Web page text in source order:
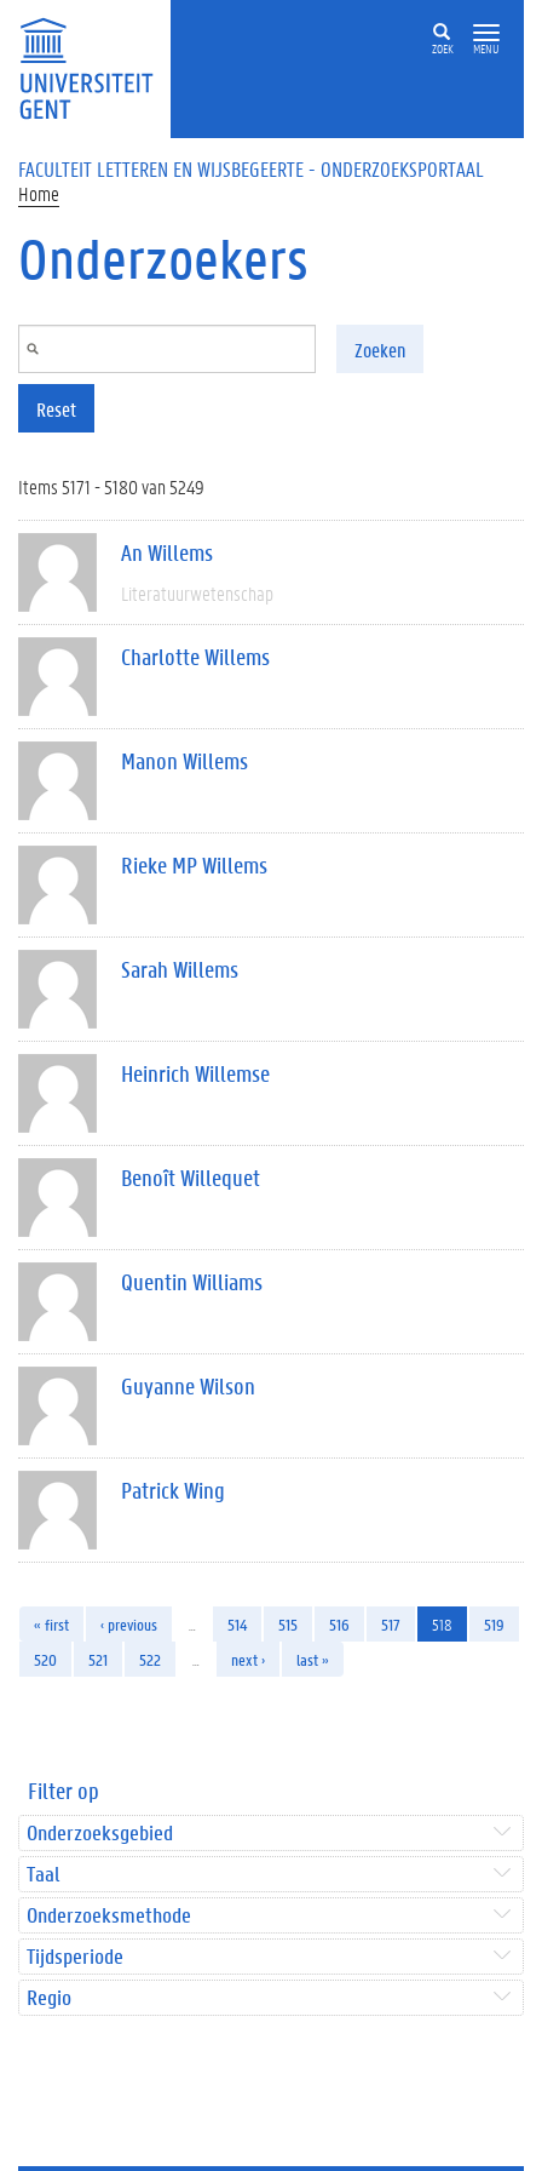
Overslaan en naar de inhoud gaan
ZOEK MENU
FACULTEIT LETTEREN EN WIJSBEGEERTE - ONDERZOEKSPORTAAL
Home
Onderzoekers
Zoeken
Reset
Items 5171 - 5180 van 5249
An Willems
Literatuurwetenschap
Charlotte Willems
Manon Willems
Rieke MP Willems
Sarah Willems
Heinrich Willemse
Benoît Willequet
Quentin Williams
Guyanne Wilson
Patrick Wing
« first ‹ previous 514 515 516 517 518
519
520
521 522 next › last »
Filter op
Onderzoeksgebied
Taal
Onderzoeksmethode
Tijdsperiode
Regio